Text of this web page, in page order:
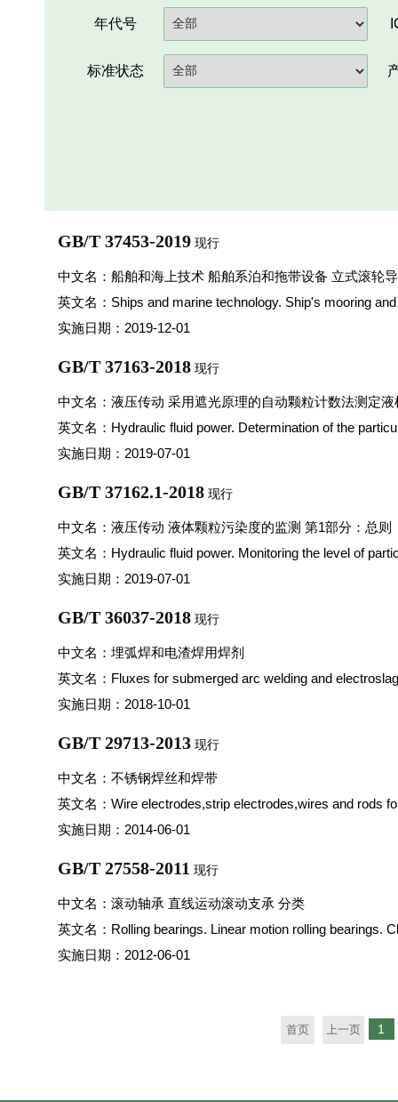
年代号
标准状态
GB/T 37453-2019 现行
中文名：船舶和海上技术 船舶系泊和拖带设备 立式滚轮
英文名：Ships and marine technology. Ship's mooring
实施日期：2019-12-01
GB/T 37163-2018 现行
中文名：液压传动 采用遮光原理的自动颗粒计数法测定
英文名：Hydraulic fluid power. Determination of the
实施日期：2019-07-01
GB/T 37162.1-2018 现行
中文名：液压传动 液体颗粒污染度的监测 第1部分：总则
英文名：Hydraulic fluid power. Monitoring the level of
实施日期：2019-07-01
GB/T 36037-2018 现行
中文名：埋弧焊和电渣焊用焊剂
英文名：Fluxes for submerged arc welding and
实施日期：2018-10-01
GB/T 29713-2013 现行
中文名：不锈钢焊丝和焊带
英文名：Wire electrodes,strip electrodes,wires and rods
实施日期：2014-06-01
GB/T 27558-2011 现行
中文名：滚动轴承 直线运动滚动支承 分类
英文名：Rolling bearings. Linear motion rolling bearings.
实施日期：2012-06-01
首页 上一页 1